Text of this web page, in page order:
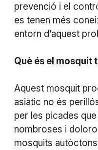
prevenció i el
es tenen més
entorn d’aquest
Què és el mosquit
Aquest mosquit
asiàtic no és
per les picades
nombroses i
mosquits